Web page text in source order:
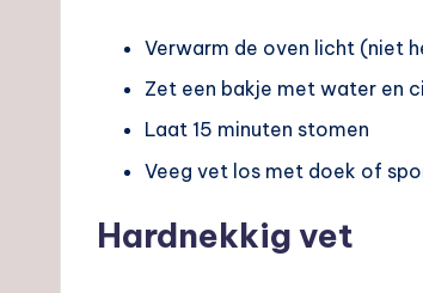
Verwarm de oven licht (niet
Zet een bakje met water en
Laat 15 minuten stomen
Veeg vet los met doek of
Hardnekkig vet